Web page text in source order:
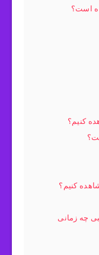
است؟
کنیم؟
کنیم؟
چه زمانی